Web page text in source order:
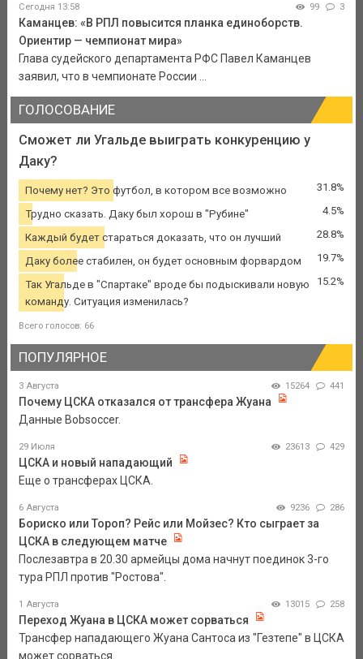
Сегодня 13:58 99 3
Каманцев: «В РПЛ повысится планка единоборств.
Ориентир — чемпионат мира»
Глава судейского департамента РФС Павел Каманцев
заявил, что в чемпионате России ...
ГОЛОСОВАНИЕ
Сможет ли Угальде выиграть конкуренцию у
Даку?
Почему нет? Это футбол, в котором все возможно 31.8%
Трудно сказать. Даку был хорош в "Рубине" 4.5%
Каждый будет стараться доказать, что он лучший 28.8%
Даку более стабилен, он будет основным форвардом 19.7%
Так Угальде в "Спартаке" вроде бы подыскивали новую
команду. Ситуация изменилась?
15.2%
Всего голосов: 66
ПОПУЛЯРНОЕ
3 Августа 15264 441
Почему ЦСКА отказался от трансфера Жуана
Данные Bobsoccer.
29 Июля 23613 429
ЦСКА и новый нападающий
Еще о трансферах ЦСКА.
6 Августа 9236 286
Бориско или Тороп? Рейс или Мойзес? Кто сыграет за
ЦСКА в следующем матче
Послезавтра в 20.30 армейцы дома начнут поединок 3-го
тура РПЛ против "Ростова".
1 Августа 13015 258
Переход Жуана в ЦСКА может сорваться
Трансфер нападающего Жуана Сантоса из "Гезтепе" в ЦСКА
может сорваться.